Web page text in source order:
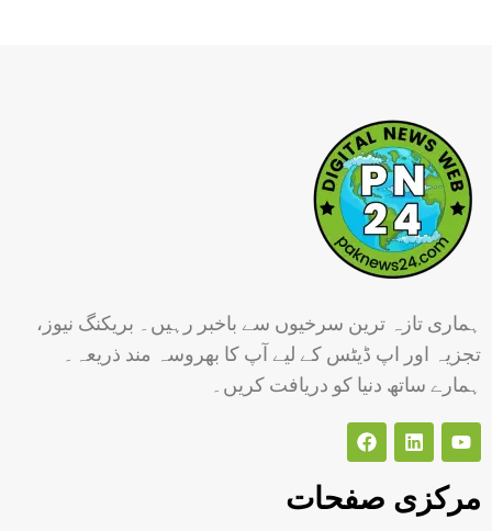
مرکزی صفحات
ہماری تازہ ترین سرخیوں سے باخبر رہیں۔ بریکنگ نیوز،
تجزیہ اور اپ ڈیٹس کے لیے آپ کا بھروسہ مند ذریعہ۔
ہمارے ساتھ دنیا کو دریافت کریں۔